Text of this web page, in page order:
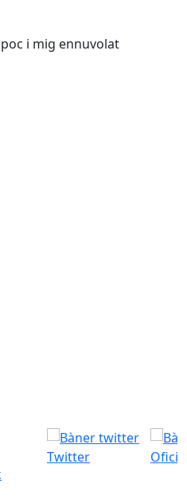
Twitter